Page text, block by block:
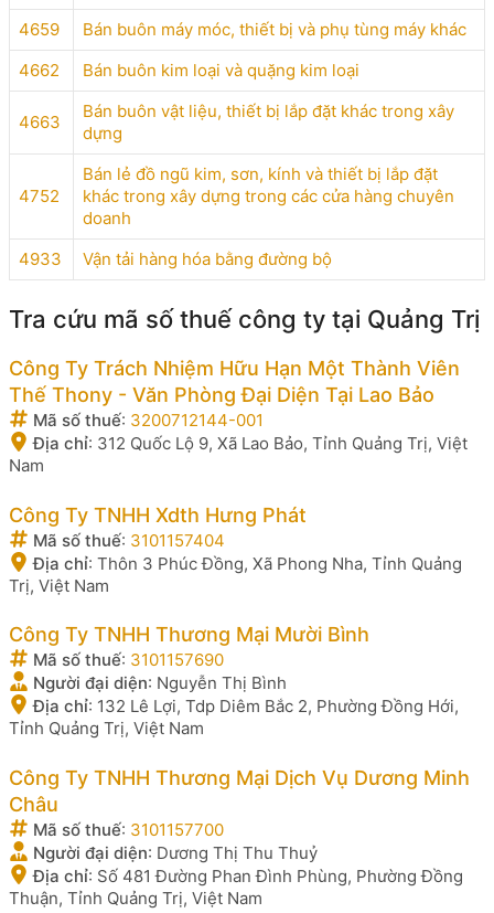
4659
Bán buôn máy móc, thiết bị và phụ tùng máy khác
4662
Bán buôn kim loại và quặng kim loại
4663
Bán buôn vật liệu, thiết bị lắp đặt khác trong xây
dựng
4752
Bán lẻ đồ ngũ kim, sơn, kính và thiết bị lắp đặt
khác trong xây dựng trong các cửa hàng chuyên
doanh
4933
Vận tải hàng hóa bằng đường bộ
Tra cứu mã số thuế công ty tại Quảng Trị
Công Ty Trách Nhiệm Hữu Hạn Một Thành Viên
Thế Thony - Văn Phòng Đại Diện Tại Lao Bảo
Mã số thuế: 3200712144-001
Địa chỉ: 312 Quốc Lộ 9, Xã Lao Bảo, Tỉnh Quảng Trị, Việt
Nam
Công Ty TNHH Xdth Hưng Phát
Mã số thuế: 3101157404
Địa chỉ: Thôn 3 Phúc Đồng, Xã Phong Nha, Tỉnh Quảng
Trị, Việt Nam
Công Ty TNHH Thương Mại Mười Bình
Mã số thuế: 3101157690
Người đại diện: Nguyễn Thị Bình
Địa chỉ: 132 Lê Lợi, Tdp Diêm Bắc 2, Phường Đồng Hới,
Tỉnh Quảng Trị, Việt Nam
Công Ty TNHH Thương Mại Dịch Vụ Dương Minh
Châu
Mã số thuế: 3101157700
Người đại diện: Dương Thị Thu Thuỷ
Địa chỉ: Số 481 Đường Phan Đình Phùng, Phường Đồng
Thuận, Tỉnh Quảng Trị, Việt Nam